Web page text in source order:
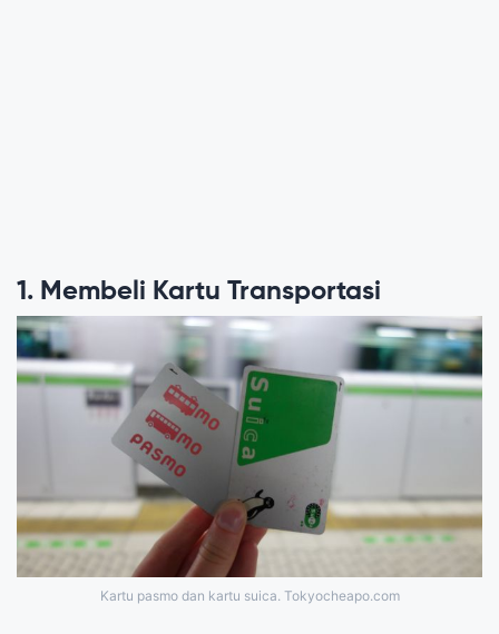
1. Membeli Kartu Transportasi
Kartu pasmo dan kartu suica. Tokyocheapo.com